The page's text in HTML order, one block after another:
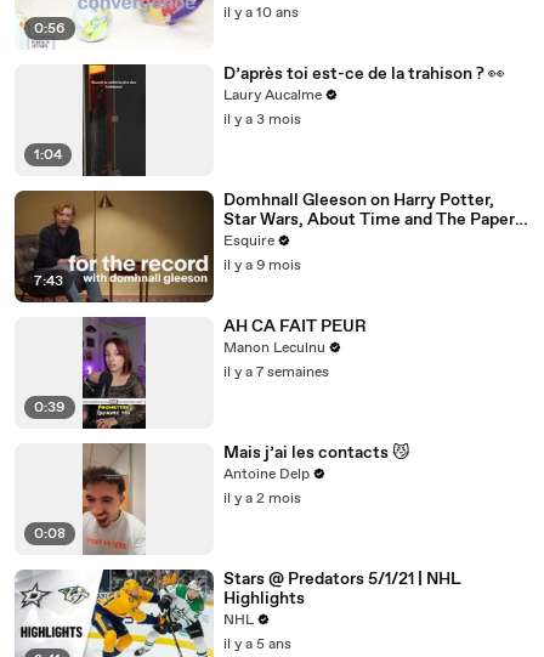
0:56
il y a 10 ans
1:04
D’après toi est-ce de la trahison ? 👀
Laury Aucalme
il y a 3 mois
7:43
Domhnall Gleeson on Harry Potter,
Star Wars, About Time and The Paper |
For the Record | Esquire
Esquire
il y a 9 mois
0:39
AH CA FAIT PEUR
Manon Leculnu
il y a 7 semaines
0:08
Mais j’ai les contacts 😼
Antoine Delp
il y a 2 mois
Stars @ Predators 5/1/21 | NHL
Highlights
NHL
il y a 5 ans